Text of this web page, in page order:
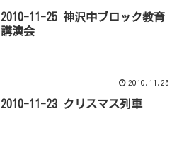
2010-11-25 神沢中ブロック教育
講演会
2010.11.25
2010-11-23 クリスマス列車